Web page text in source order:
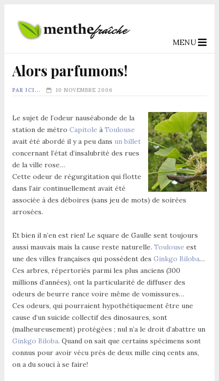
MENU
Alors parfumons!
PAR ICI... 10 NOVEMBRE 2006
Le sujet de l’odeur nauséabonde de la
station de métro Capitole à Toulouse
avait été abordé il y a peu dans un billet
concernant l’état d’insalubrité des rues
de la ville rose…
Cette odeur de régurgitation qui flotte
dans l’air continuellement avait été
associée à des déboires (sans jeu de mots) de soirées
arrosées.
Et bien il n’en est rien! Le square de Gaulle sent toujours
aussi mauvais mais la cause reste naturelle. Toulouse est
une des villes françaises qui possèdent des Ginkgo Biloba…
Ces arbres, répertoriés parmi les plus anciens (300
millions d’années), ont la particularité de diffuser des
odeurs de beurre rance voire même de vomissures…
Ces odeurs, qui pourraient hypothétiquement être une
cause d’un suicide collectif des dinosaures, sont
(malheureusement) protégées ; nul n’a le droit d’abattre un
Ginkgo Biloba. Quand on sait que certains spécimens sont
connus pour avoir vécu près de deux mille cinq cents ans,
on a du souci à se faire!